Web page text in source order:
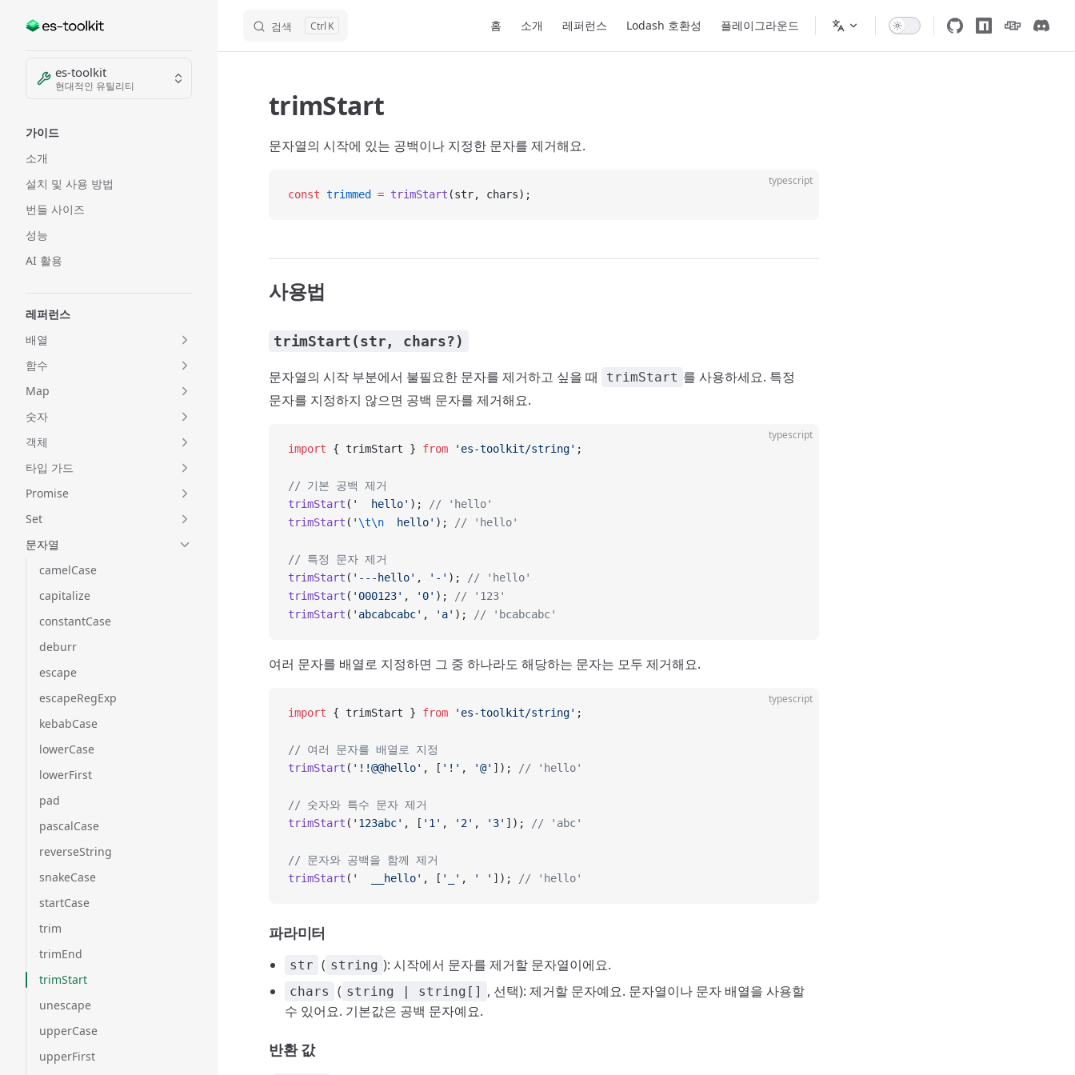
Skip to content 검색 K 홈 소개 레퍼런스 Lodash 호환성 플레이그라운드
Sidebar Navigation
es-toolkit
현대적인 유틸리티
가이드
소개
설치 및 사용 방법
번들 사이즈
성능
AI 활용
레퍼런스
배열
함수
Map
숫자
객체
타입 가드
Promise
Set
문자열
camelCase
capitalize
constantCase
deburr
escape
escapeRegExp
kebabCase
lowerCase
lowerFirst
pad
pascalCase
reverseString
snakeCase
startCase
trim
trimEnd
trimStart
unescape
upperCase
upperFirst
trimStart
문자열의 시작에 있는 공백이나 지정한 문자를 제거해요.
typescript
const trimmed = trimStart (str, chars);
사용법
trimStart(str, chars?)
문자열의 시작 부분에서 불필요한 문자를 제거하고 싶을 때 trimStart 를 사용하세요. 특정
문자를 지정하지 않으면 공백 문자를 제거해요.
typescript
import { trimStart } from 'es-toolkit/string' ;
// 기본 공백 제거
trimStart ( '  hello' );
// 'hello'
trimStart ( '\t\n
  hello'
); // 'hello'
// 특정 문자 제거
trimStart ( '---hello' , '-' );
// 'hello'
trimStart ( '000123' , '0' );
// '123'
trimStart ( 'abcabcabc' , 'a' ); // 'bcabcabc'
여러 문자를 배열로 지정하면 그 중 하나라도 해당하는 문자는 모두 제거해요.
typescript
import { trimStart } from 'es-toolkit/string' ;
// 여러 문자를 배열로 지정
trimStart ( '!!@@hello' , [ '!' , '@' ]); // 'hello'
// 숫자와 특수 문자 제거
trimStart ( '123abc' , [ '1' , '2' , '3' ]); // 'abc'
// 문자와 공백을 함께 제거
trimStart ( '  __hello' , [ '_' , ' ' ]); // 'hello'
파라미터
str ( string ): 시작에서 문자를 제거할 문자열이에요.
chars ( string | string[] , 선택): 제거할 문자예요. 문자열이나 문자 배열을 사용할
수 있어요. 기본값은 공백 문자예요.
반환 값